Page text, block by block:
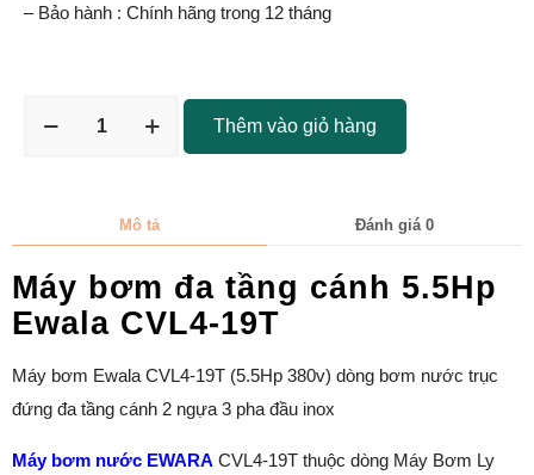
– Bảo hành : Chính hãng trong 12 tháng
Thêm vào giỏ hàng
Mô tả Đánh giá 0
Máy bơm đa tầng cánh 5.5Hp
Ewala CVL4-19T
Máy bơm Ewala CVL4-19T (5.5Hp 380v) dòng bơm nước trục
đứng đa tầng cánh 2 ngựa 3 pha đầu inox
Máy bơm nước EWARA CVL4-19T thuộc dòng Máy Bơm Ly